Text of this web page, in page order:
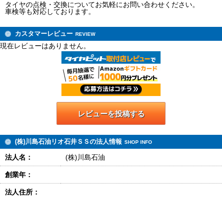
タイヤの点検・交換についてお気軽にお問い合わせください。
車検等も対応しております。
カスタマーレビュー REVIEW
現在レビューはありません。
レビューを投稿する
(株)川島石油リオ石井ＳＳの法人情報 SHOP INFO
法人名： (株)川島石油
創業年：
法人住所：